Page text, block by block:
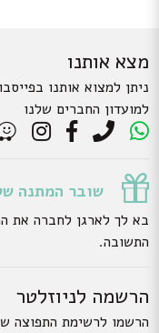
מצא אותנו
ניתן למצוא אותנו
למועדון החברים שלנו
שובר המתנה
בא לך לארגן לחברה את
התשובה.
הרשמה לניוזלטר
הרשמו לרשימת התפוצה